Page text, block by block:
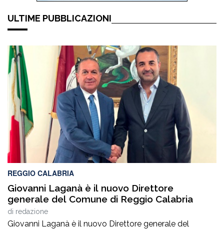
ULTIME PUBBLICAZIONI
REGGIO CALABRIA
Giovanni Laganà è il nuovo Direttore
generale del Comune di Reggio Calabria
di redazione
Giovanni Laganà è il nuovo Direttore generale del